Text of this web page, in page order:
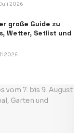
2026
große Guide zu
Wetter, Setlist und
2026